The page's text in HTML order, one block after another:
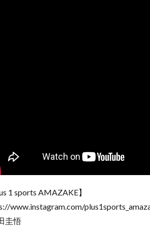
1 sports AMAZAKE】
www.instagram.com/
圭悟